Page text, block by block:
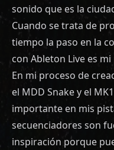
sonido que es la
Cuando se trata de
tiempo la paso en la
con Ableton Live es
En mi proceso de
el MDD Snake y el
importante en mis
secuenciadores son
inspiración porque